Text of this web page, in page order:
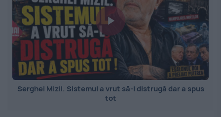
Serghei Mizil. Sistemul a vrut să-l distrugă dar a spus
tot